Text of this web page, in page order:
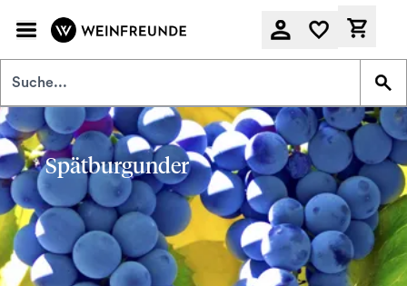
Spätburgunder